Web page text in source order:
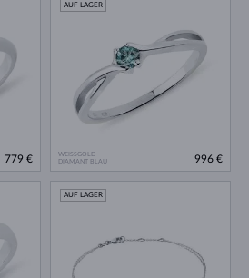
779 €
WEISSGOLD
DIAMANT BLAU
AUF LAGER
996 €
AUF LAGER